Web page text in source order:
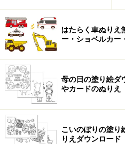
きるのもポイント。彩色見本も
可愛いこいのぼりや動
えやさん
動物たちとこいのぼりのぬりえ
詩ぬりえ」
はたらく車ぬりえ
ー・ショベルカー
母の日の塗り絵ダ
やカードのぬりえ
こいのぼりの塗り
りえダウンロード